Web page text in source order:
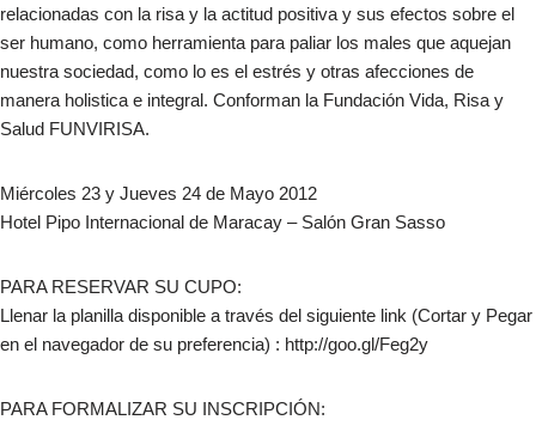
relacionadas con la risa y la actitud positiva y sus efectos sobre el
ser humano, como herramienta para paliar los males que aquejan
nuestra sociedad, como lo es el estrés y otras afecciones de
manera holistica e integral. Conforman la Fundación Vida, Risa y
Salud FUNVIRISA.
Miércoles 23 y Jueves 24 de Mayo 2012
Hotel Pipo Internacional de Maracay – Salón Gran Sasso
PARA RESERVAR SU CUPO:
Llenar la planilla disponible a través del siguiente link (Cortar y Pegar
en el navegador de su preferencia) : http://goo.gl/Feg2y
PARA FORMALIZAR SU INSCRIPCIÓN: